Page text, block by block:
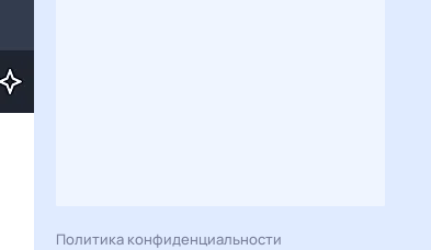
Политика конфиденциальности